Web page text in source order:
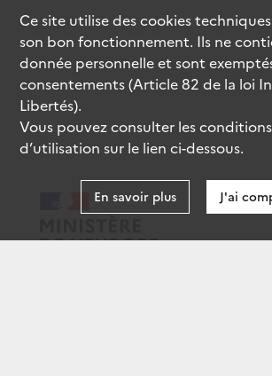
Ce site utilise descookiestechniques
son bon fonctionnement. Ils ne
donnée personnelle et sont
consentements (Article 82 de la loi
Libertés).
Vous pouvez consulter les
d’utilisation sur le lien ci-dessous.
En savoir plus J'ai